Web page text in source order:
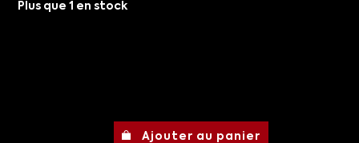
Plus que 1 en stock
Ajouter au panier